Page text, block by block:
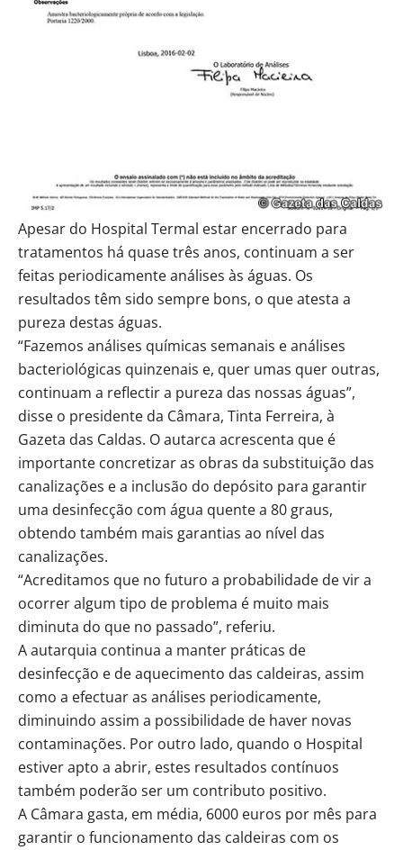
Apesar do Hospital Termal estar encerrado para
tratamentos há quase três anos, continuam a ser
feitas periodicamente análises às águas. Os
resultados têm sido sempre bons, o que atesta a
pureza destas águas.
“Fazemos análises químicas semanais e análises
bacteriológicas quinzenais e, quer umas quer outras,
continuam a reflectir a pureza das nossas águas”,
disse o presidente da Câmara, Tinta Ferreira, à
Gazeta das Caldas. O autarca acrescenta que é
importante concretizar as obras da substituição das
canalizações e a inclusão do depósito para garantir
uma desinfecção com água quente a 80 graus,
obtendo também mais garantias ao nível das
canalizações.
“Acreditamos que no futuro a probabilidade de vir a
ocorrer algum tipo de problema é muito mais
diminuta do que no passado”, referiu.
A autarquia continua a manter práticas de
desinfecção e de aquecimento das caldeiras, assim
como a efectuar as análises periodicamente,
diminuindo assim a possibilidade de haver novas
contaminações. Por outro lado, quando o Hospital
estiver apto a abrir, estes resultados contínuos
também poderão ser um contributo positivo.
A Câmara gasta, em média, 6000 euros por mês para
garantir o funcionamento das caldeiras com os